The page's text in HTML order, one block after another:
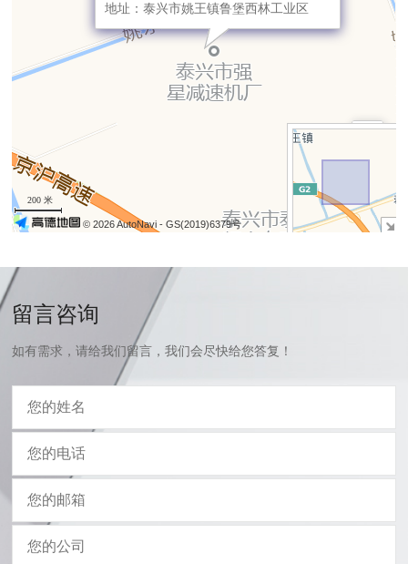
地址：泰兴市姚王镇鲁堡西林工业区
200 米
© 2026 AutoNavi- GS(2019)6379号
留言咨询
如有需求，请给我们留言，我们会尽快给您答复！